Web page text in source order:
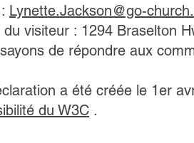
Lynette.Jackson@go-
visiteur : 1294 Braselton
de répondre aux
a été créée le 1er
du W3C .